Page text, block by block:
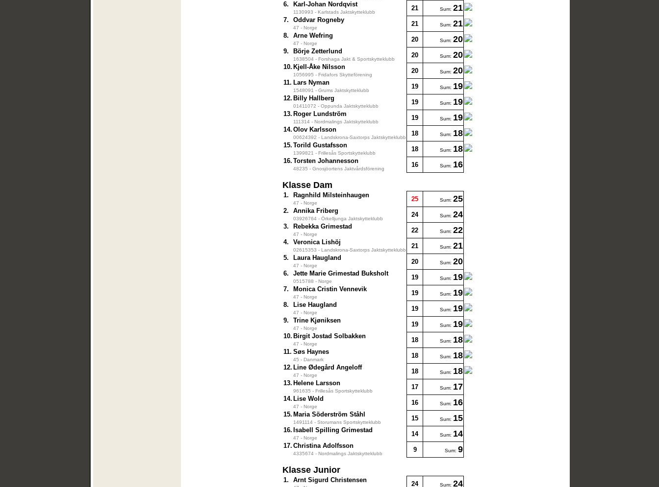
6. Karl-Johan Nordqvist
1130993 - Karlstads Jaktskytteklubb
21 Sum: 21
7. Oddvar Rogneby
47 - Norge
21 Sum: 21
8. Arne Wefring
47 - Norge
20 Sum: 20
9. Börje Zetterlund
1638504 - Forshaga Jakt & Sportskytteklubb
20 Sum: 20
10. Kjell-Åke Nilsson
1056995 - Fridafors Skytteförening
20 Sum: 20
11. Lars Nyman
1548091 - Grums Jaktskytteklubb
19 Sum: 19
12. Billy Hallberg
01411072 - Oppunda Jaktskytteklubb
19 Sum: 19
13. Roger Lundström
111314 - Nordmalings Jaktskytteklubb
19 Sum: 19
14. Olov Karlsson
00624392 - Landskrona-Saxtorps Jaktskytteklubb
18 Sum: 18
15. Torild Gustafsson
1399821 - Frillesås Sportskytteklubb
18 Sum: 18
16. Torsten Johannesson
48235 - Gnosjöortens Jaktvårdsförening
16 Sum: 16
Klasse Dam
1. Ragnhild Milsteinhaugen
47 - Norge
25 Sum: 25
2. Annika Friberg
03926764 - Örkelljunga Jaktskytteklubb
24 Sum: 24
3. Rebekka Grimestad
47 - Norge
22 Sum: 22
4. Veronica Lishöj
02615353 - Landskrona-Saxtorps Jaktskytteklubb
21 Sum: 21
5. Laura Haugland
47 - Norge
20 Sum: 20
6. Jette Marie Grimestad Buksholt
0515788 - Norge
19 Sum: 19
7. Monica Cristin Vennevik
47 - Norge
19 Sum: 19
8. Lise Haugland
47 - Norge
19 Sum: 19
9. Trine Kjøniksen
47 - Norge
19 Sum: 19
10. Birgit Jostad Solbakken
47 - Norge
18 Sum: 18
11. Søs Haynes
45 - Danmark
18 Sum: 18
12. Line Ødegård Angeloff
47 - Norge
18 Sum: 18
13. Helene Larsson
961635 - Frillesås Sportskytteklubb
17 Sum: 17
14. Lise Wold
47 - Norge
16 Sum: 16
15. Maria Söderström Ståhl
1491114 - Storumans Sportskytteklubb
15 Sum: 15
16. Isabell Spilling Grimestad
47 - Norge
14 Sum: 14
17. Christina Adolfsson
4335674 - Nordmalings Jaktskytteklubb
9 Sum: 9
Klasse Junior
1. Arnt Sigurd Christensen
24 Sum: 24